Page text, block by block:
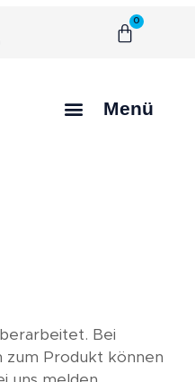
0
Menü
Bei
zum Produkt können